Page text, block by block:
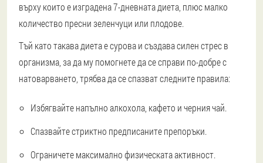
върху които е изградена 7-дневната диета, плюс малко
количество пресни зеленчуци или плодове.
Тъй като такава диета е сурова и създава силен стрес в
организма, за да му помогнете да се справи по-добре с
натоварването, трябва да се спазват следните правила:
Избягвайте напълно алкохола, кафето и черния чай.
Спазвайте стриктно предписаните препоръки.
Ограничете максимално физическата активност.